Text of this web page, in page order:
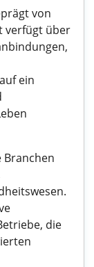
von
verfügt über
ein
Branchen
die